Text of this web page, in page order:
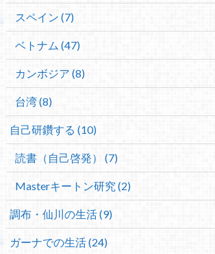
スペイン (7)
ベトナム (47)
カンボジア (8)
台湾 (8)
自己研鑽する (10)
読書（自己啓発） (7)
Masterキートン研究 (2)
調布・仙川の生活 (9)
ガーナでの生活 (24)